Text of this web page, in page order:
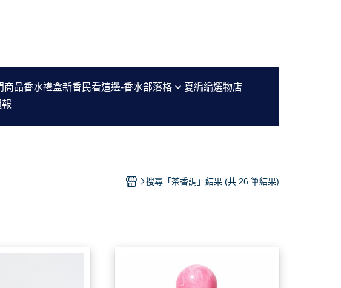
商品香水禮盒新香民看這邊-香水部落格
雜誌香水推薦文-教你怎麼變成時尚噴
夏編編選物店
搜尋「茶香調」結果 (共 26 筆結果)